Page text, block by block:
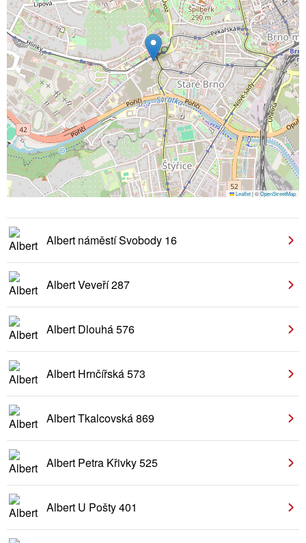
Leaflet|©OpenStreetMap
Albert náměstí Svobody 16
Albert Veveří 287
Albert Dlouhá 576
Albert Hrnčířská 573
Albert Tkalcovská 869
Albert Petra Křivky 525
Albert U Pošty 401